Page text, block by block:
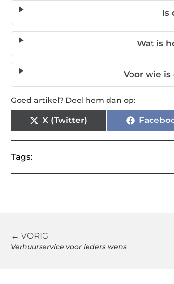
Is
Wat is
Voor wie
Goed artikel? Deel hem dan op:
X (Twitter)
Tags:
← VORIG
Verhuurservice voor ieders wens